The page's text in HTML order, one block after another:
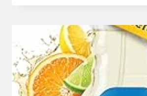
TECH
FAHRRADREINIGER,
1
LITER
–